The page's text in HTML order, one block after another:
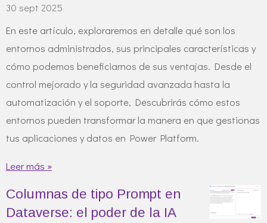
30 sept 2025
En este artículo, exploraremos en detalle qué son los
entornos administrados, sus principales características y
cómo podemos beneficiarnos de sus ventajas. Desde el
control mejorado y la seguridad avanzada hasta la
automatización y el soporte, Descubrirás cómo estos
entornos pueden transformar la manera en que gestionas
tus aplicaciones y datos en Power Platform.
Leer más »
Columnas de tipo Prompt en
Dataverse: el poder de la IA